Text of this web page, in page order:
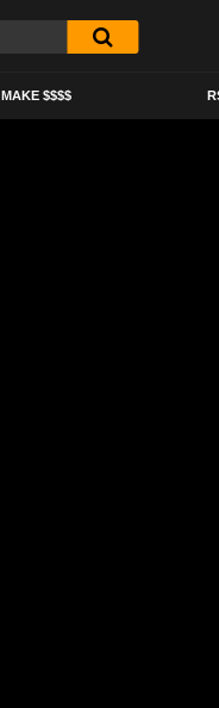
MAKE $$$$